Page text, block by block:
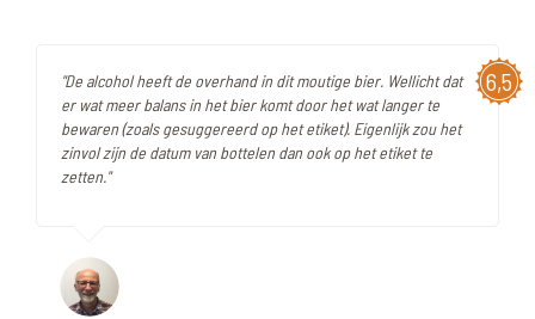
6,5
"De alcohol heeft de overhand in dit moutige bier. Wellicht dat
er wat meer balans in het bier komt door het wat langer te
bewaren (zoals gesuggereerd op het etiket). Eigenlijk zou het
zinvol zijn de datum van bottelen dan ook op het etiket te
zetten."